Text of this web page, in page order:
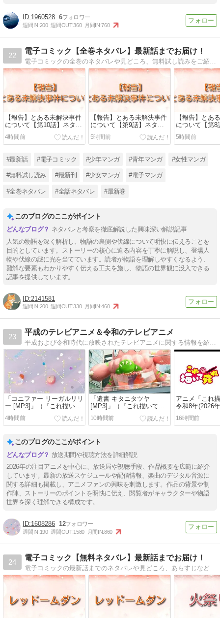
1960528 6
週間IN:200 週間OUT:360 月間IN:760
22
電子コミック【全巻ネタバレ】最新話までお届け！
電子コミックの全巻のネタバレや見どころ、無料試し読みをご紹介。電子コミックで配信中の作品の中で、特におすすめしたいタイトルの最新話をお届けします。少年・少女・女性・青年など、様々なジャンルの電子コミックの全巻ネタバレをぜひどうぞ
【報告】とある未解決事件
について【第10話】ネタバ
レ：炎に囲まれた部屋から
の脱出劇
4時間前
【報告】とある未解決事件
について【第9話】ネタバ
レ：謎の女の正体は！？手
錠と足枷に囚われた2人
5時間前
【報告】とあ
について【第8
レ：江崎らん
取る黒幕の視
5時間前
#最新話 #電子コミック #少年マンガ #青年マンガ #女性マンガ
#無料試し読み #最新刊 #少女マンガ #電子マンガ
#全巻ネタバレ #全話ネタバレ #最新巻
このブログのここがポイント
ネタバレと考察を徹底解説した興味深い解説記事
人気の物語を深く解析し、物語の裏側や伏線について明快に伝えることを
目的としています。ストーリーの核心に迫る内容を丁寧に解説し、登場人
物や伏線の謎に光を当てています。読者が物語を理解しやすくなるよう、
難解な要素もわかりやすく伝える工夫を施し、物語の世界観に没入できる
記事を提供しています。
2141581
週間IN:200 週間OUT:330 月間IN:460
23
平成のテレビアニメ＆令和のテレビアニメ
平成および令和時代に放映されたテレビアニメに関する情報を紹介していくブログです。
「コニファー リーガルリリ
ー [MP3]」（『これ描いて
死ね』エンディングテー
マ）
4時間前
「遺書 キタニタツヤ
[MP3]」（『これ描いて死
ね』オープニングテーマ）
10時間前
アニメ「これ
令和8年(2026
Amazon
聴する
16時間前
このブログのここがポイント
放送期間や視聴方法を詳細解説
2026年の注目アニメを中心に、放送局や視聴手段、作品概要を広範に紹介
しています。最新の放送スケジュールや配信情報、楽曲のデジタル音源に
関する詳細も掲載し、アニメファンの興味を刺激します。作品の背景や制
作陣、ストーリーのポイントを明快に伝え、閲覧者がキャラクターや物語
世界を深く理解できる構成です。
1608286 12
週間IN:190 週間OUT:1580 月間IN:860
24
電子コミック【無料ネタバレ】最新話までお届け！
電子コミックの最新話までのネタバレや見どころ、あらすじなどをお届け。配信中の電子コミックの中で、おすすめタイトルの最新話をご紹介します。少年・少女・女性・青年など、様々なジャンルの電子コミックを無料試し読みでお楽しみください